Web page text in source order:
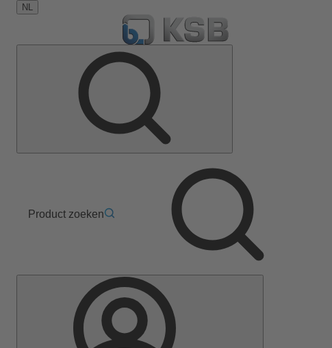
NL
Product zoeken